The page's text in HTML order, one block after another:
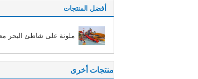
أفضل المنتجات
ملونة على شاطئ البحر
منتجات أخرى